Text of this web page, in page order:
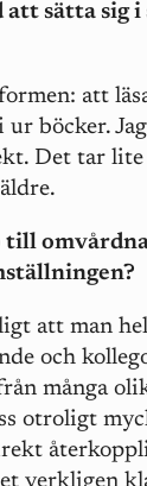
att sätta sig
att
böcker.
Det tar
att man
och
många
otroligt